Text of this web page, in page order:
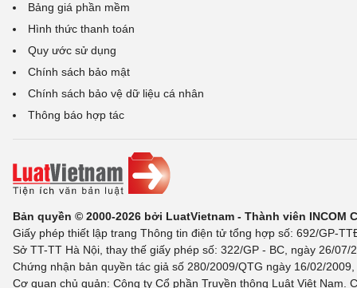
Bảng giá phần mềm
Hình thức thanh toán
Quy ước sử dụng
Chính sách bảo mật
Chính sách bảo vệ dữ liệu cá nhân
Thông báo hợp tác
Bản quyền © 2000-2026 bởi LuatVietnam - Thành viên INCOM
Giấy phép thiết lập trang Thông tin điện tử tổng hợp số: 692/GP-
Sở TT-TT Hà Nội, thay thế giấy phép số: 322/GP - BC, ngày 26/
Chứng nhận bản quyền tác giả số 280/2009/QTG ngày 16/02/
Cơ quan chủ quản: Công ty Cổ phần Truyền thông Luật Việt Nam.